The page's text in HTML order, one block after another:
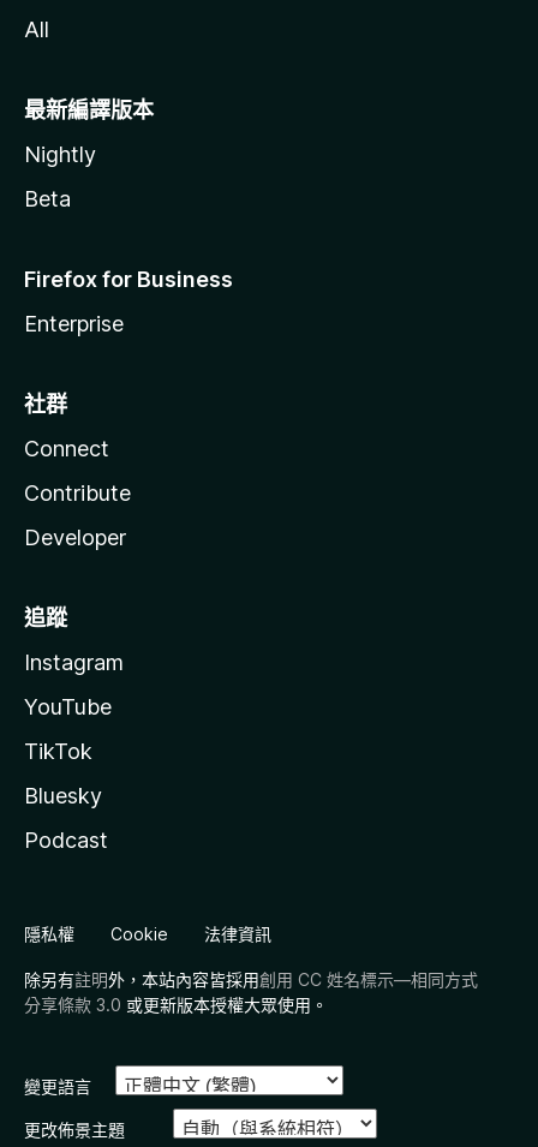
All
最新編譯版本
Nightly
Beta
Firefox for Business
Enterprise
社群
Connect
Contribute
Developer
追蹤
Instagram
YouTube
TikTok
Bluesky
Podcast
隱私權 Cookie 法律資訊
除另有註明外，本站內容皆採用創用 CC 姓名標示—相同方式
分享條款 3.0 或更新版本授權大眾使用。
變更語言
更改佈景主題